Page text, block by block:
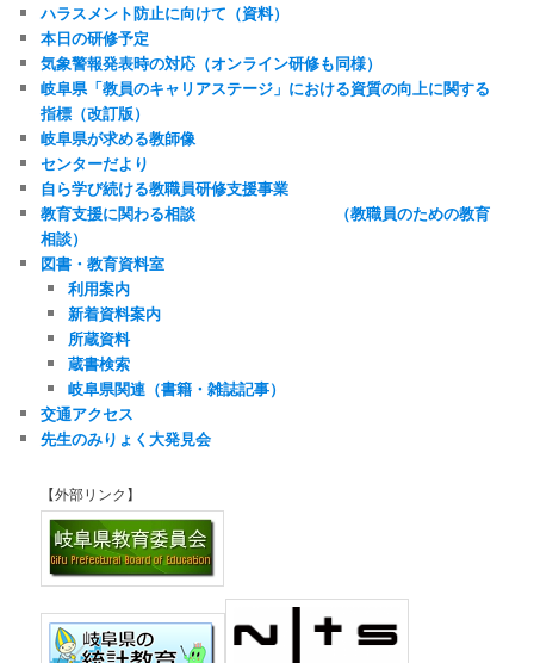
ハラスメント防止に向けて（資料）
本日の研修予定
気象警報発表時の対応（オンライン研修も同様）
岐阜県「教員のキャリアステージ」における資質の向上に関する
指標（改訂版）
岐阜県が求める教師像
センターだより
自ら学び続ける教職員研修支援事業
教育支援に関わる相談 （教職員のための教育
相談）
図書・教育資料室
利用案内
新着資料案内
所蔵資料
蔵書検索
岐阜県関連（書籍・雑誌記事）
交通アクセス
先生のみりょく大発見会
【外部リンク】